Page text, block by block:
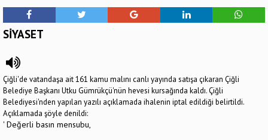
SİYASET
Çiğli'de vatandaşa ait 161 kamu malını canlı yayında satışa çıkaran Çiğli
Belediye Başkanı Utku Gümrükçü'nün hevesi kursağında kaldı. Çiğli
Belediyesi'nden yapılan yazılı açıklamada ihalenin iptal edildiği belirtildi.
Açıklamada şöyle denildi:
' Değerli basın mensubu,